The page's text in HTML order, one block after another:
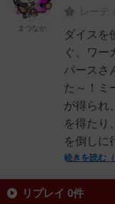
レーテ
ダイスを
ぐ、ワー
パースさ
た～！ミ
が得られ
を得たり
を倒しに
続きを読む（
まつなが
リプレイ 0件